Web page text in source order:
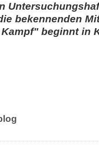
bekennenden
beginnt in